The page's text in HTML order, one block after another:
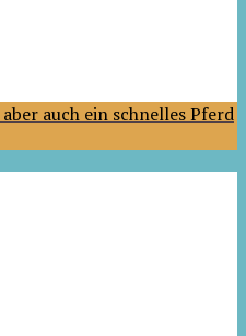
auch ein schnelles Pferd